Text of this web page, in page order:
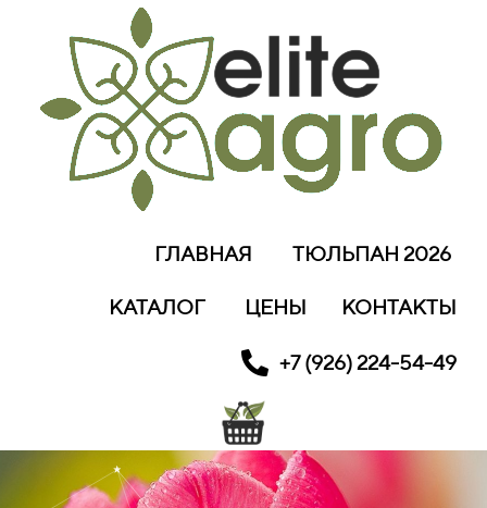
ГЛАВНАЯ ТЮЛЬПАН 2026
КАТАЛОГ ЦЕНЫ КОНТАКТЫ
+7 (926) 224-54-49